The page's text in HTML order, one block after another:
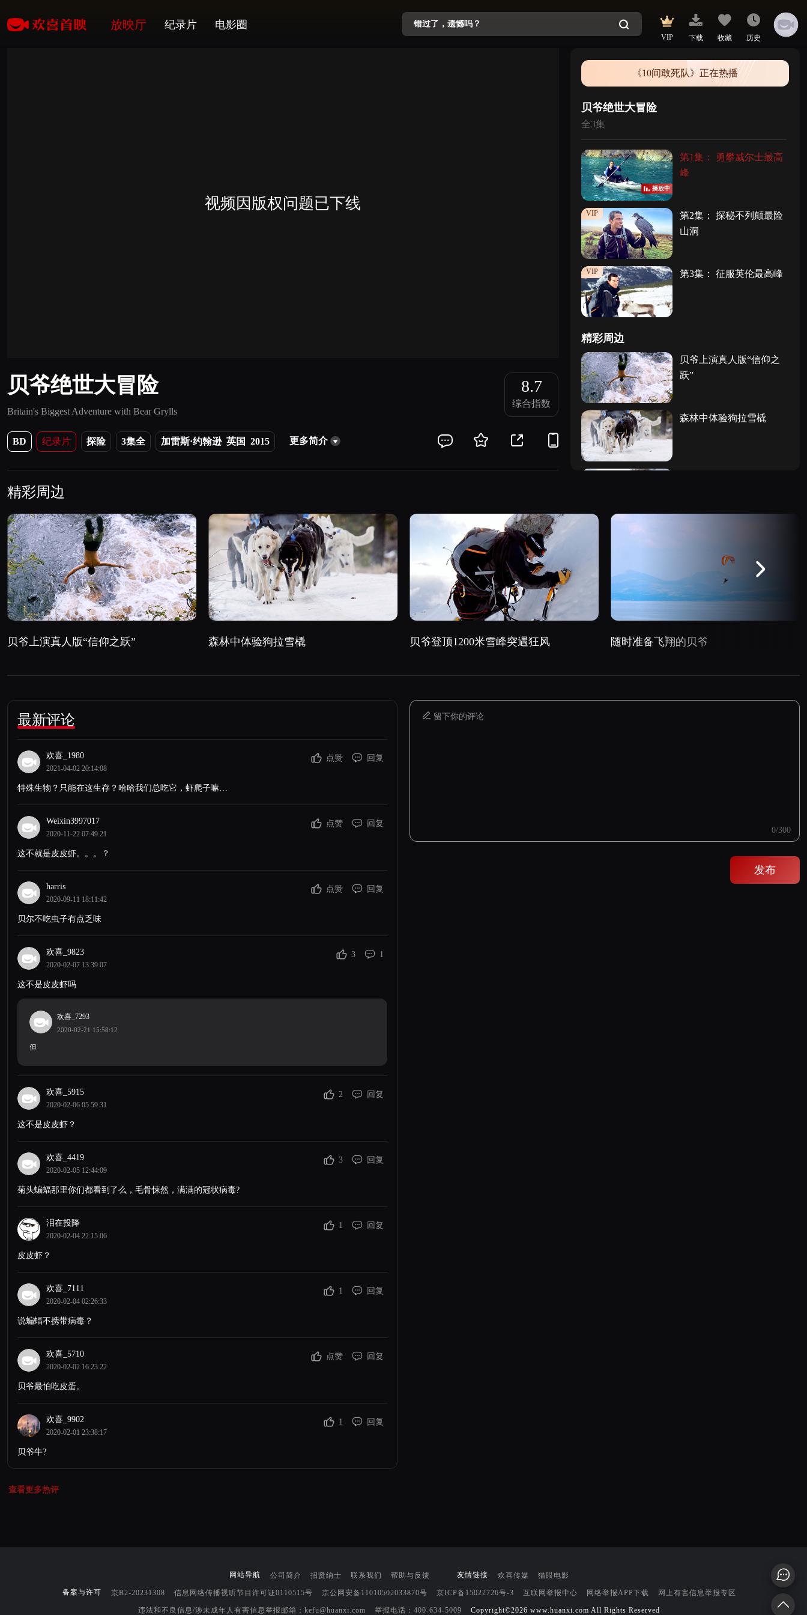
放映厅 纪录片 电影圈 错过了，遗憾吗？
VIP 下载 收藏 历史
视频因版权问题已下线
贝爷绝世大冒险
Britain's Biggest Adventure with Bear Grylls
8.7
综合指数
BD 纪录片 探险 3集全 加雷斯·约翰逊 英国 2015 更多简介
《10间敢死队》正在热播
贝爷绝世大冒险
全3集
播放中
第1集： 勇攀威尔士最高
峰
VIP
第2集： 探秘不列颠最险
山洞
VIP 第3集： 征服英伦最高峰
精彩周边
贝爷上演真人版“信仰之
跃”
森林中体验狗拉雪橇
精彩周边
贝爷上演真人版“信仰之跃” 森林中体验狗拉雪橇 贝爷登顶1200米雪峰突遇狂风 随时准备飞翔的贝爷
最新评论
欢喜_1980
2021-04-02 20:14:08
点赞 回复
特殊生物？只能在这生存？哈哈我们总吃它，虾爬子嘛…
Weixin3997017
2020-11-22 07:49:21
点赞 回复
这不就是皮皮虾。。。？
harris
2020-09-11 18:11:42
点赞 回复
贝尔不吃虫子有点乏味
欢喜_9823
2020-02-07 13:39:07
3 1
这不是皮皮虾吗
欢喜_7293
2020-02-21 15:58:12
但
欢喜_5915
2020-02-06 05:59:31
2 回复
这不是皮皮虾？
欢喜_4419
2020-02-05 12:44:09
3 回复
菊头蝙蝠那里你们都看到了么，毛骨悚然，满满的冠状病毒?
泪在投降
2020-02-04 22:15:06
1 回复
皮皮虾？
欢喜_7111
2020-02-04 02:26:33
1 回复
说蝙蝠不携带病毒？
欢喜_5710
2020-02-02 16:23:22
点赞 回复
贝爷最怕吃皮蛋。
欢喜_9902
2020-02-01 23:38:17
1 回复
贝爷牛?
查看更多热评
留下你的评论
0/300
发布
网站导航 公司简介 招贤纳士 联系我们 帮助与反馈 友情链接 欢喜传媒
猫眼电影
备案与许可
京B2-20231308 信息网络传播视听节目许可证0110515号 京公网安备11010502033870号 京ICP备15022726号-3 互联网举报中心 网络举报APP下载 网上有害信息举报专区
违法和不良信息/涉未成年人有害信息举报邮箱：kefu@huanxi.com 举报电话：400-634-5009 Copyright©2026 www.huanxi.com All Rights Reserved